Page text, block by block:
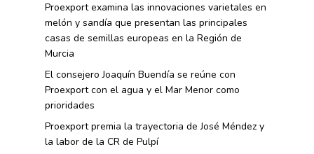
Proexport examina las innovaciones varietales en
melón y sandía que presentan las principales
casas de semillas europeas en la Región de
Murcia
El consejero Joaquín Buendía se reúne con
Proexport con el agua y el Mar Menor como
prioridades
Proexport premia la trayectoria de José Méndez y
la labor de la CR de Pulpí